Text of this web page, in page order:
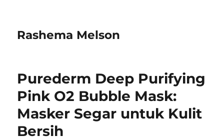
Rashema Melson
Purederm Deep Purifying
Pink O2 Bubble Mask:
Masker Segar untuk Kulit
Bersih